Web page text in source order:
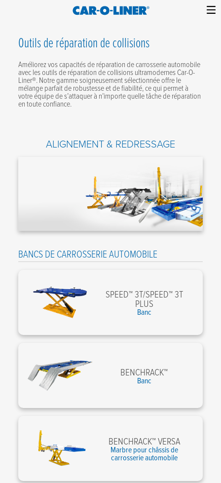
content
Car-
O-
Collision
Equipment
Outils de réparation de collisions
Améliorez vos capacités de réparation de carrosserie automobile
avec les outils de réparation de collisions ultramodernes Car-O-
Liner®. Notre gamme soigneusement sélectionnée offre le
mélange parfait de robustesse et de fiabilité, ce qui permet à
votre équipe de s’attaquer à n’importe quelle tâche de réparation
en toute confiance.
ALIGNEMENT & REDRESSAGE
BANCS DE CARROSSERIE AUTOMOBILE
SPEED™ 3T/SPEED™ 3T
PLUS
Banc
BENCHRACK™
Banc
BENCHRACK™ VERSA
Marbre pour châssis de
carrosserie automobile